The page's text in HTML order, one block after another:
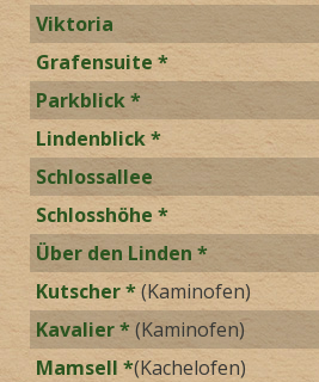
Viktoria
Grafensuite *
Parkblick *
Lindenblick *
Schlossallee
Schlosshöhe *
Über den Linden *
Kutscher *(Kaminofen)
Kavalier *(Kaminofen)
Mamsell *(Kachelofen)